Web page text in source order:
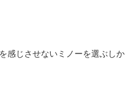
感じさせないミノーを選ぶしか